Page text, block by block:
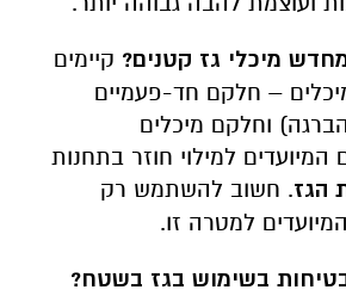
מיכלי גז קטנים? קיימים
– חלקם חד-פעמיים
וחלקם מיכלים
למילוי חוזר בתחנות
הגז. חשוב להשתמש רק
למטרה זו.
בשימוש בגז בשטח?